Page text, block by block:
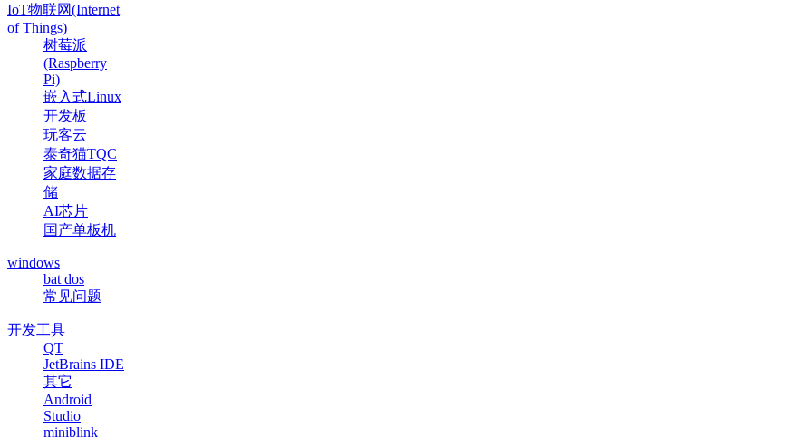
IoT物联网(Internet
of Things)
树莓派
(Raspberry
Pi)
嵌入式Linux
开发板
玩客云
泰奇猫TQC
家庭数据存
储
AI芯片
国产单板机
windows
bat dos
常见问题
开发工具
QT
JetBrains IDE
其它
Android
Studio
miniblink